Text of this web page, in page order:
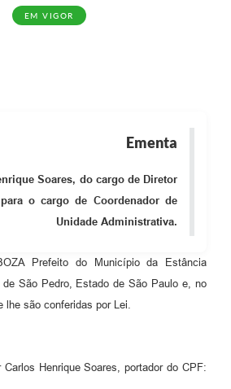
EM VIGOR
Ementa
Soares, do cargo de Diretor
o cargo de Coordenador de
Unidade Administrativa.
Prefeito do Município da Estância
de São Pedro, Estado de São Paulo e, no
lhe são conferidas por Lei.
Carlos Henrique Soares, portador do CPF: